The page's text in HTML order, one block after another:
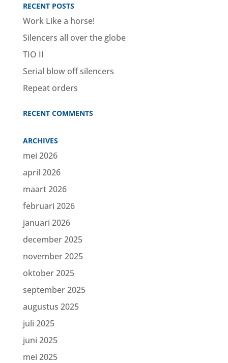
RECENT POSTS
Work Like a horse!
Silencers all over the globe
TIO II
Serial blow off silencers
Repeat orders
RECENT COMMENTS
ARCHIVES
mei 2026
april 2026
maart 2026
februari 2026
januari 2026
december 2025
november 2025
oktober 2025
september 2025
augustus 2025
juli 2025
juni 2025
mei 2025